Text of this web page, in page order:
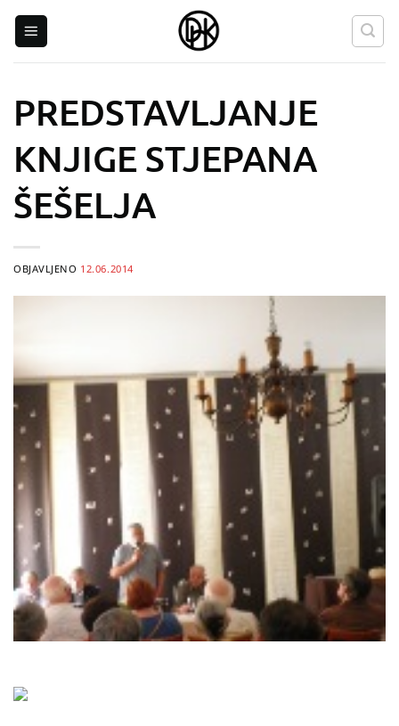
PREDSTAVLJANJE
KNJIGE STJEPANA
ŠEŠELJA
OBJAVLJENO 12.06.2014